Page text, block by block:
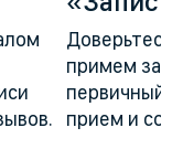
примем
первичный
прием и